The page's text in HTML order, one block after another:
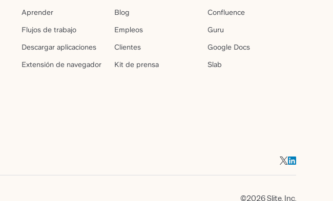
Aprender
Flujos de trabajo
Descargar aplicaciones
Extensión de navegador
Blog
Empleos
Clientes
Kit de prensa
Confluence
Guru
Google Docs
Slab
©2026 Slite, Inc.